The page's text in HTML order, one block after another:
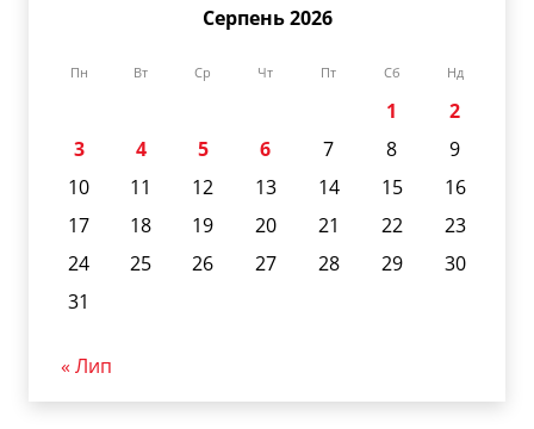
Серпень 2026
Пн Вт Ср Чт Пт Сб Нд
1
2
3
4 5 6 7 8
9
10
11 12 13 14 15
16
17
18 19 20 21 22
23
24
25 26 27 28 29
30
31
« Лип